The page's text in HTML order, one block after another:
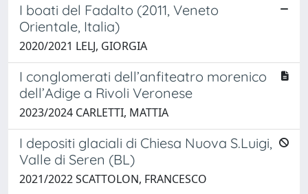
I boati del Fadalto (2011, Veneto
Orientale, Italia)
2020/2021 LELJ, GIORGIA
I conglomerati dell’anfiteatro morenico
dell’Adige a Rivoli Veronese
2023/2024 CARLETTI, MATTIA
I depositi glaciali di Chiesa Nuova S.Luigi,
Valle di Seren (BL)
2021/2022 SCATTOLON, FRANCESCO